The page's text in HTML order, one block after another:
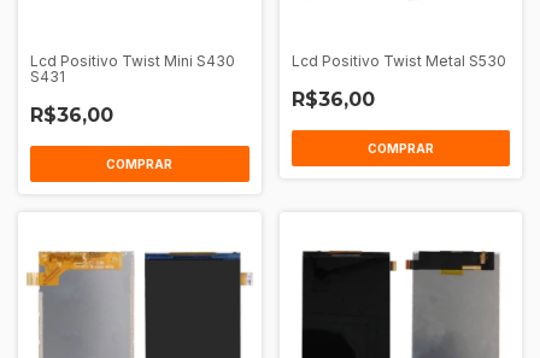
Lcd Positivo Twist Mini S430
S431
R$36,00
Lcd Positivo Twist Metal S530
R$36,00